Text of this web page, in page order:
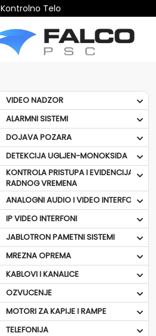
Kontrolno Telo
VIDEO NADZOR
ALARMNI SISTEMI
DOJAVA POZARA
DETEKCIJA UGLJEN-MONOKSIDA
KONTROLA PRISTUPA I EVIDENCIJA
RADNOG VREMENA
ANALOGNI AUDIO I VIDEO INTERFONI
IP VIDEO INTERFONI
JABLOTRON PAMETNI SISTEMI
MREZNA OPREMA
KABLOVI I KANALICE
OZVUCENJE
MOTORI ZA KAPIJE I RAMPE
TELEFONIJA